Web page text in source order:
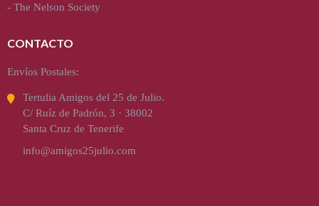
- The Nelson Society
CONTACTO
Envíos Postales:
Tertulia Amigos del 25 de Julio.
C/ Ruíz de Padrón, 3 · 38002
Santa Cruz de Tenerife
info@amigos25julio.com